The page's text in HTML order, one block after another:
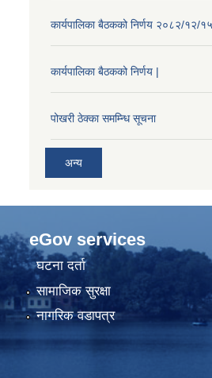
कार्यपालिका बैठकको निर्णय २०८२/१२/१५
कार्यपालिका बैठकको निर्णय |
पोखरी ठेक्का समम्न्धि सूचना
अन्य
eGov services
घटना दर्ता
सामाजिक सुरक्षा
नागरिक वडापत्र